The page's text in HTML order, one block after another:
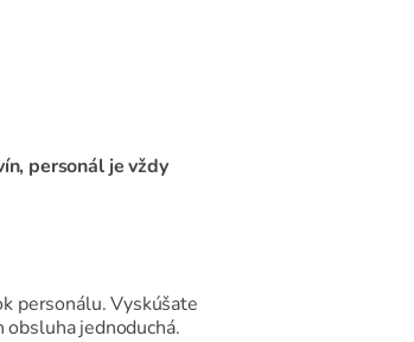
personál je vždy
personálu. Vyskúšate
jednoduchá.